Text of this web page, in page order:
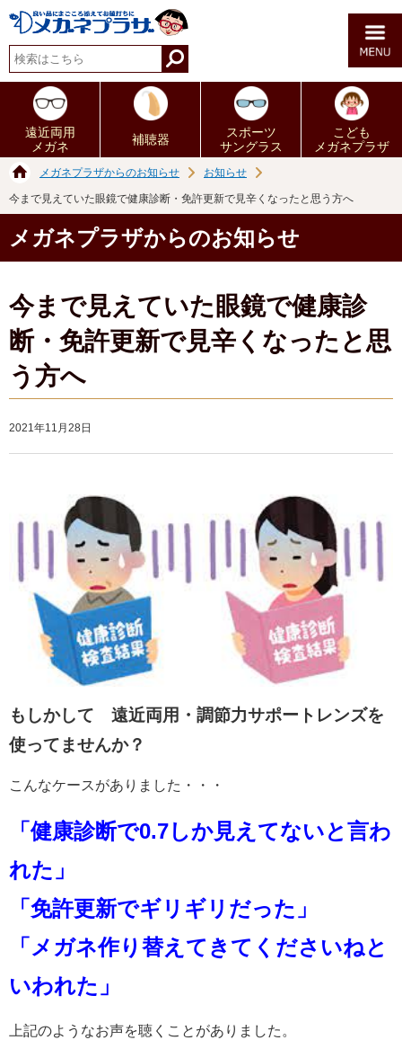
遠近両用
メガネ
補聴器
スポーツ
サングラス
こども
メガネプラザ
メガネプラザからのお知らせ お知らせ
今まで見えていた眼鏡で健康診断・免許更新で見辛くなったと思う方へ
メガネプラザからのお知らせ
今まで見えていた眼鏡で健康診
断・免許更新で見辛くなったと思
う方へ
2021年11月28日
もしかして 遠近両用・調節力サポートレンズを
使ってませんか？
こんなケースがありました・・・
「健康診断で0.7しか見えてないと言わ
れた」
「免許更新でギリギリだった」
「メガネ作り替えてきてくださいねと
いわれた」
上記のようなお声を聴くことがありました。